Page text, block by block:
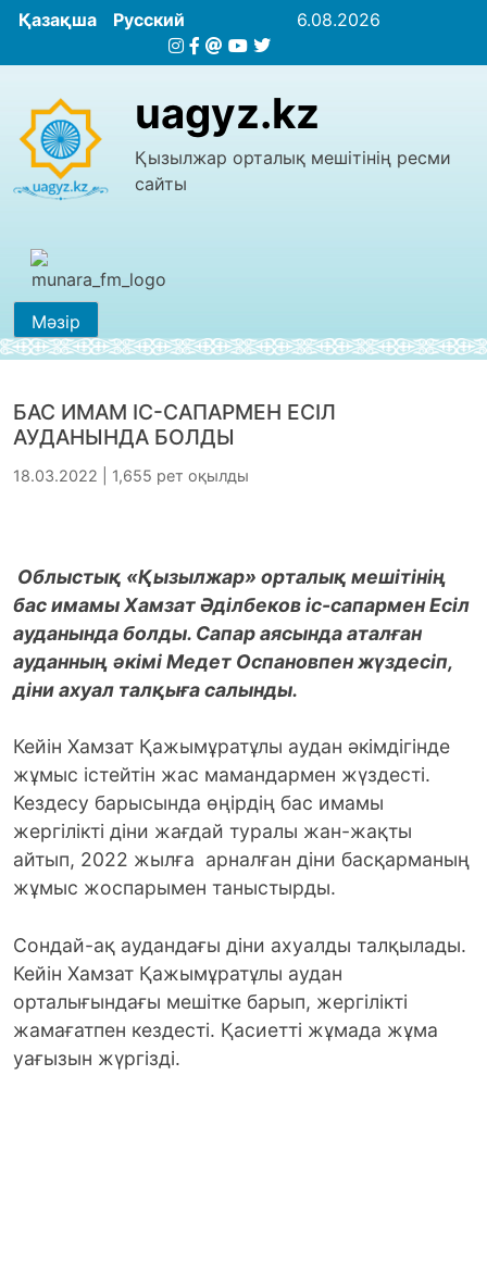
Қазақша Русский 6.08.2026
uagyz.kz
Қызылжар орталық мешітінің ресми
сайты
Мәзір
БАС ИМАМ ІС-САПАРМЕН ЕСІЛ
АУДАНЫНДА БОЛДЫ
18.03.2022 | 1,655 рет оқылды
Облыстық «Қызылжар» орталық мешітінің
бас имамы Хамзат Әділбеков іс-сапармен Есіл
ауданында болды. Сапар аясында аталған
ауданның әкімі Медет Оспановпен жүздесіп,
діни ахуал талқыға салынды.
Кейін Хамзат Қажымұратұлы аудан әкімдігінде
жұмыс істейтін жас мамандармен жүздесті.
Кездесу барысында өңірдің бас имамы
жергілікті діни жағдай туралы жан-жақты
айтып, 2022 жылға арналған діни басқарманың
жұмыс жоспарымен таныстырды.
Сондай-ақ аудандағы діни ахуалды талқылады.
Кейін Хамзат Қажымұратұлы аудан
орталығындағы мешітке барып, жергілікті
жамағатпен кездесті. Қасиетті жұмада жұма
уағызын жүргізді.